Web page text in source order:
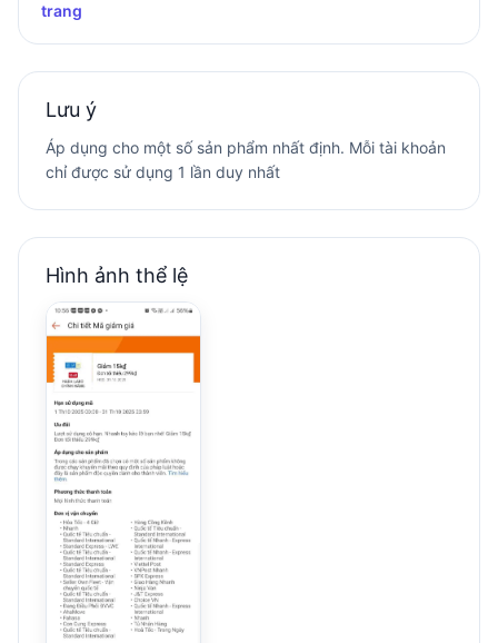
trang
Lưu ý
Áp dụng cho một số sản phẩm nhất định. Mỗi tài khoản
chỉ được sử dụng 1 lần duy nhất
Hình ảnh thể lệ